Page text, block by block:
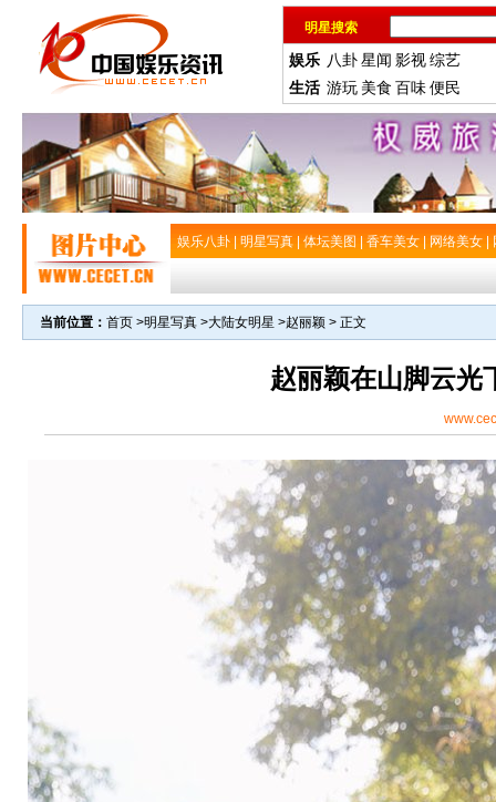
明星搜索
娱乐 八卦星闻 影视综艺
生活 游玩 美食 百味便民
娱乐八卦 明星写真 体坛美图 香车美女 网络美女
当前位置： 首页 >明星写真 >大陆女明星 >赵丽颖 > 正文
赵丽颖在山脚云光